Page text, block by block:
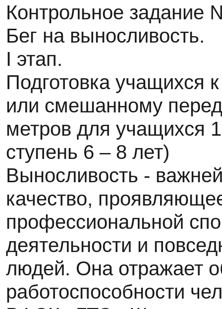
Контрольное задание
Бег на выносливость.
I этап.
Подготовка учащихся
или смешанному
метров для учащихся
ступень 6 – 8 лет)
Выносливость -
качество,
профессиональной
деятельности и
людей. Она отражает
работоспособности